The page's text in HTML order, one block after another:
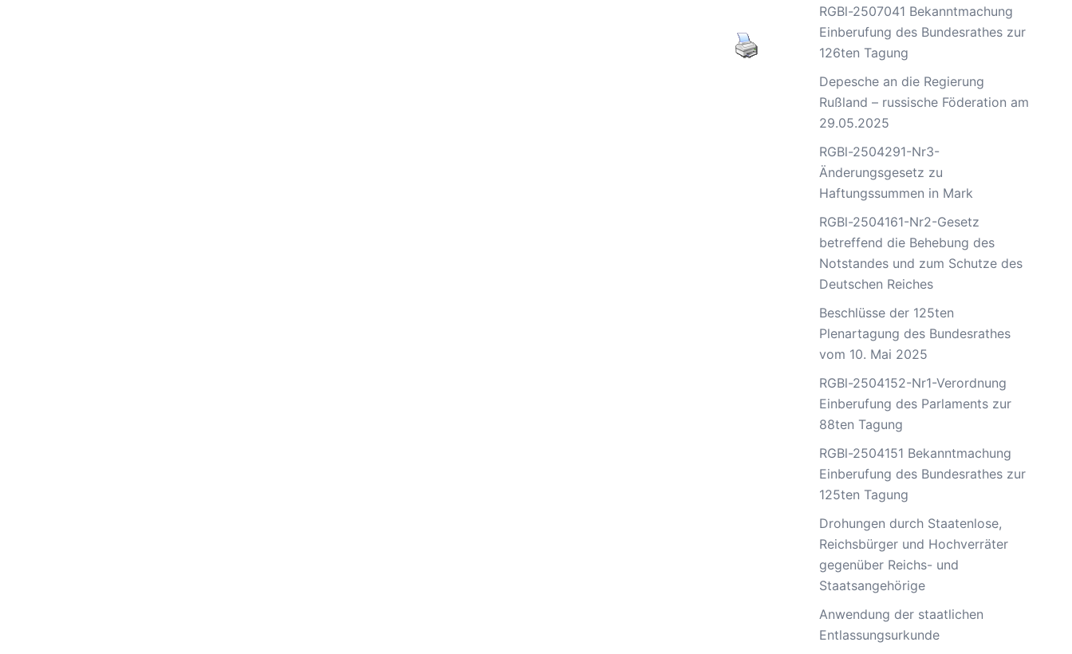
RGBl-2507041 Bekanntmachung
Einberufung des Bundesrathes zur
126ten Tagung
Depesche an die Regierung
Rußland – russische Föderation am
29.05.2025
RGBl-2504291-Nr3-
Änderungsgesetz zu
Haftungssummen in Mark
RGBl-2504161-Nr2-Gesetz
betreffend die Behebung des
Notstandes und zum Schutze des
Deutschen Reiches
Beschlüsse der 125ten
Plenartagung des Bundesrathes
vom 10. Mai 2025
RGBl-2504152-Nr1-Verordnung
Einberufung des Parlaments zur
88ten Tagung
RGBl-2504151 Bekanntmachung
Einberufung des Bundesrathes zur
125ten Tagung
Drohungen durch Staatenlose,
Reichsbürger und Hochverräter
gegenüber Reichs- und
Staatsangehörige
Anwendung der staatlichen
Entlassungsurkunde